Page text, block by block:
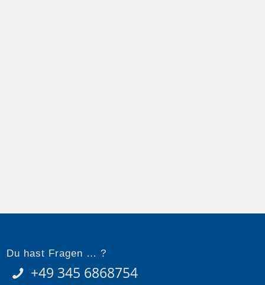
Du hast Fragen … ?
+49 345 6868754